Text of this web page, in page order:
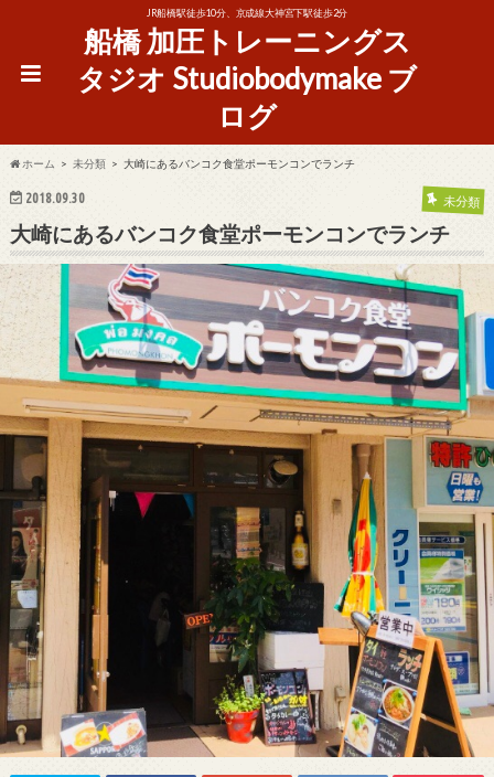
JR船橋駅徒歩10分、京成線大神宮下駅徒歩2分
船橋 加圧トレーニングス
タジオ Studiobodymake ブ
ログ
ホーム 未分類 大崎にあるバンコク食堂ポーモンコンでランチ
2018.09.30 未分類
大崎にあるバンコク食堂ポーモンコンでランチ